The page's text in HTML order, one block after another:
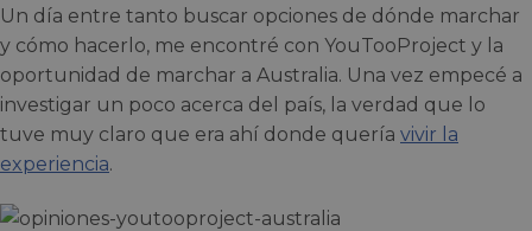
Un día entre tanto buscar opciones de dónde marchar
y cómo hacerlo, me encontré con YouTooProject y la
oportunidad de marchar a Australia. Una vez empecé a
investigar un poco acerca del país, la verdad que lo
tuve muy claro que era ahí donde quería vivir la
experiencia.